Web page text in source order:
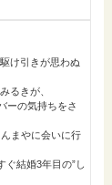
け引きが思わぬ
るきが、
ーの気持ちをさ
まやに会いに行
ぐ結婚3年目の”し